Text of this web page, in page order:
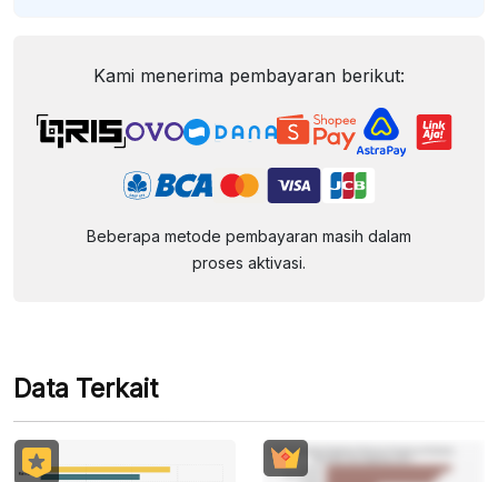
Kami menerima pembayaran berikut:
Beberapa metode pembayaran masih dalam
proses aktivasi.
Data Terkait